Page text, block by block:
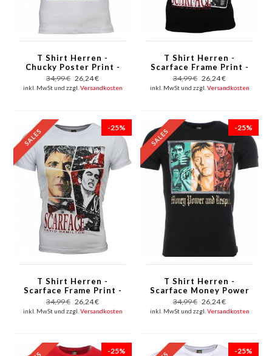
T Shirt Herren -
Chucky Poster Print -
Weiß
34,99 € 26,24 €
inkl. MwSt und zzgl. Versandkosten
T Shirt Herren -
Scarface Frame Print -
Schwarz
34,99 € 26,24 €
inkl. MwSt und zzgl. Versandkosten
-25%
T Shirt Herren -
Scarface Frame Print -
Weiß
34,99 € 26,24 €
inkl. MwSt und zzgl. Versandkosten
-25%
T Shirt Herren -
Scarface Money Power
Respect Print -
Schwarz
34,99 € 26,24 €
inkl. MwSt und zzgl. Versandkosten
-25% -25%